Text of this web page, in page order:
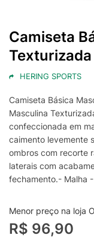
Camiseta
HERING SPORTS
Camiseta Básica
Masculina
confeccionada em
caimento levemente
ombros com recorte
laterais com
fechamento.- Malha
Gola redonda-
Barra
CinzaMarca: Hering
Menor preço na loja
R$ 96,90